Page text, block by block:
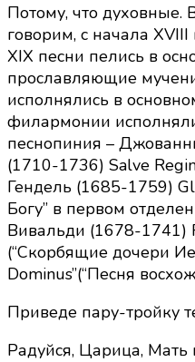
Потому, что духовные.
говорим, с начала
XIX песни пелись в
прославляющие
исполнялись в
филармонии
песнопиния –
(1710-1736) Salve
Гендель (1685-1759)
Богу” в первом
Вивальди (1678-1741)
(“Cкорбящие дочери
Dominus”(“Песня
Приведе пару-тройку
Радуйся, Царица, Мать